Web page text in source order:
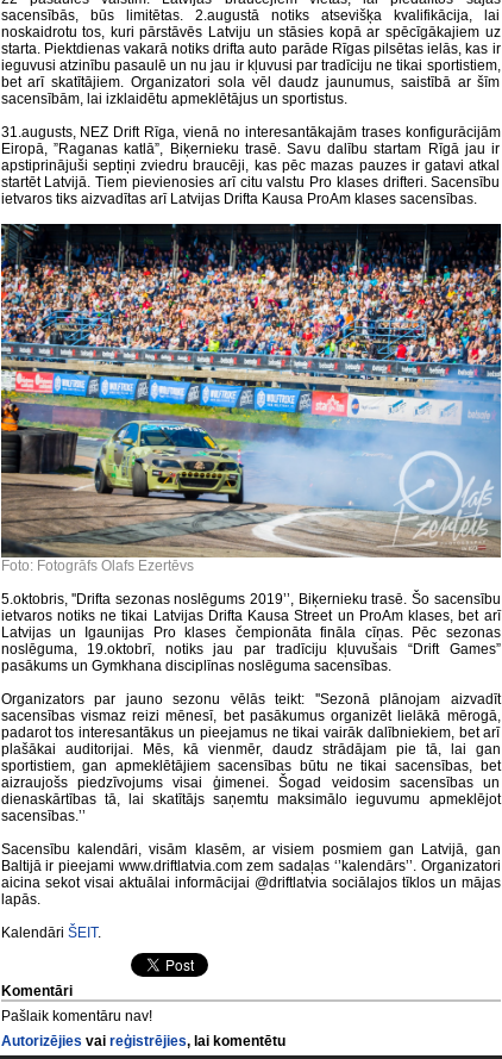
sacensībās, būs limitētas. 2.augustā notiks atsevišķa kvalifikācija, lai
noskaidrotu tos, kuri pārstāvēs Latviju un stāsies kopā ar spēcīgākajiem uz
starta. Piektdienas vakarā notiks drifta auto parāde Rīgas pilsētas ielās, kas ir
ieguvusi atzinību pasaulē un nu jau ir kļuvusi par tradīciju ne tikai sportistiem,
bet arī skatītājiem. Organizatori sola vēl daudz jaunumus, saistībā ar šīm
sacensībām, lai izklaidētu apmeklētājus un sportistus.
31.augusts, NEZ Drift Rīga, vienā no interesantākajām trases konfigurācijām
Eiropā, ”Raganas katlā”, Biķernieku trasē. Savu dalību startam Rīgā jau ir
apstiprinājuši septiņi zviedru braucēji, kas pēc mazas pauzes ir gatavi atkal
startēt Latvijā. Tiem pievienosies arī citu valstu Pro klases drifteri. Sacensību
ietvaros tiks aizvadītas arī Latvijas Drifta Kausa ProAm klases sacensības.
Foto: Fotogrāfs Olafs Ezertēvs
5.oktobris, ''Drifta sezonas noslēgums 2019’’, Biķernieku trasē. Šo sacensību
ietvaros notiks ne tikai Latvijas Drifta Kausa Street un ProAm klases, bet arī
Latvijas un Igaunijas Pro klases čempionāta fināla cīņas. Pēc sezonas
noslēguma, 19.oktobrī, notiks jau par tradīciju kļuvušais “Drift Games”
pasākums un Gymkhana disciplīnas noslēguma sacensības.
Organizators par jauno sezonu vēlās teikt: ''Sezonā plānojam aizvadīt
sacensības vismaz reizi mēnesī, bet pasākumus organizēt lielākā mērogā,
padarot tos interesantākus un pieejamus ne tikai vairāk dalībniekiem, bet arī
plašākai auditorijai. Mēs, kā vienmēr, daudz strādājam pie tā, lai gan
sportistiem, gan apmeklētājiem sacensības būtu ne tikai sacensības, bet
aizraujošs piedzīvojums visai ģimenei. Šogad veidosim sacensības un
dienaskārtības tā, lai skatītājs saņemtu maksimālo ieguvumu apmeklējot
sacensības.’’
Sacensību kalendāri, visām klasēm, ar visiem posmiem gan Latvijā, gan
Baltijā ir pieejami www.driftlatvia.com zem sadaļas ‘’kalendārs’’. Organizatori
aicina sekot visai aktuālai informācijai @driftlatvia sociālajos tīklos un mājas
lapās.
Kalendāri ŠEIT.
Komentāri
Pašlaik komentāru nav!
Autorizējies vai reģistrējies, lai komentētu